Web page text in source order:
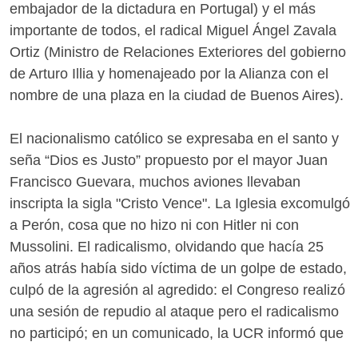
embajador de la dictadura en Portugal) y el más
importante de todos, el radical Miguel Ángel Zavala
Ortiz (Ministro de Relaciones Exteriores del gobierno
de Arturo Illia y homenajeado por la Alianza con el
nombre de una plaza en la ciudad de Buenos Aires).
El nacionalismo católico se expresaba en el santo y
seña “Dios es Justo” propuesto por el mayor Juan
Francisco Guevara, muchos aviones llevaban
inscripta la sigla "Cristo Vence". La Iglesia excomulgó
a Perón, cosa que no hizo ni con Hitler ni con
Mussolini. El radicalismo, olvidando que hacía 25
años atrás había sido víctima de un golpe de estado,
culpó de la agresión al agredido: el Congreso realizó
una sesión de repudio al ataque pero el radicalismo
no participó; en un comunicado, la UCR informó que